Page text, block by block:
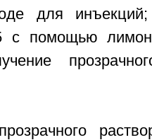
для
с помощью